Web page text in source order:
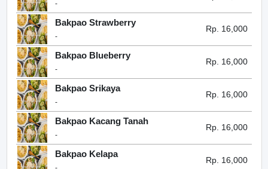
-
Bakpao Strawberry
-
Rp. 16,000
Bakpao Blueberry
-
Rp. 16,000
Bakpao Srikaya
-
Rp. 16,000
Bakpao Kacang Tanah
-
Rp. 16,000
Bakpao Kelapa
Rp. 16,000